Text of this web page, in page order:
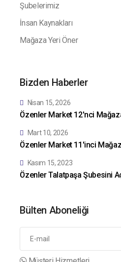
Şubelerimiz
İnsan Kaynakları
Mağaza Yeri Öner
Bizden Haberler
Nisan 15, 2026
Özenler Market 12'nci
Mart 10, 2026
Özenler Market 11'inci
Kasım 15, 2023
Özenler Talatpaşa Şubesini
Bülten Aboneliği